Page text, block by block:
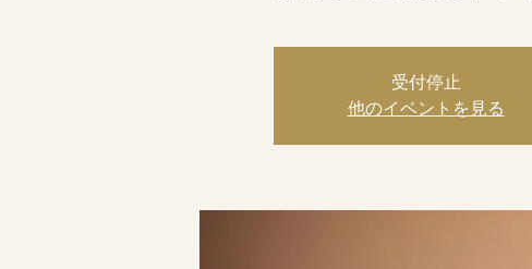
受付停止
他のイベントを見る